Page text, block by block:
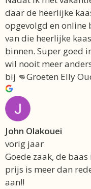
daar de heerlijke
opgevolgd en online
van die heerlijke
binnen. Super goed
wil nooit meer
bij 👊Groeten Elly
John Olakouei
vorig jaar
Goede zaak, de
prijs is meer dan
aan!!